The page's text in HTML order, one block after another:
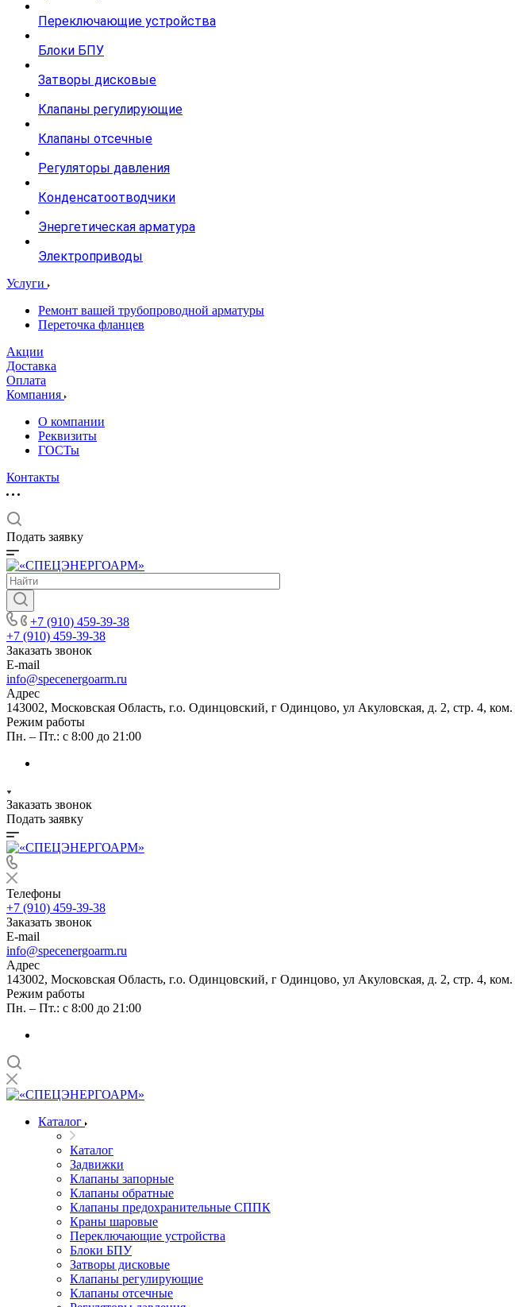
Переключающие устройства
Блоки БПУ
Затворы дисковые
Клапаны регулирующие
Клапаны отсечные
Регуляторы давления
Конденсатоотводчики
Энергетическая арматура
Электроприводы
Услуги
Ремонт вашей трубопроводной арматуры
Переточка фланцев
Акции
Доставка
Оплата
Компания
О компании
Реквизиты
ГОСТы
Контакты
Подать заявку
+7 (910) 459-39-38
+7 (910) 459-39-38
Заказать звонок
E-mail
info@specenergoarm.ru
Адрес
143002, Московская Область, г.о. Одинцовский, г Одинцово, ул Акуловская, д. 2, стр. 4, ком.
Режим работы
Пн. – Пт.: с 8:00 до 21:00
Заказать звонок
Подать заявку
Телефоны
+7 (910) 459-39-38
Заказать звонок
E-mail
info@specenergoarm.ru
Адрес
143002, Московская Область, г.о. Одинцовский, г Одинцово, ул Акуловская, д. 2, стр. 4, ком.
Режим работы
Пн. – Пт.: с 8:00 до 21:00
Каталог
Каталог
Задвижки
Клапаны запорные
Клапаны обратные
Клапаны предохранительные СППК
Краны шаровые
Переключающие устройства
Блоки БПУ
Затворы дисковые
Клапаны регулирующие
Клапаны отсечные